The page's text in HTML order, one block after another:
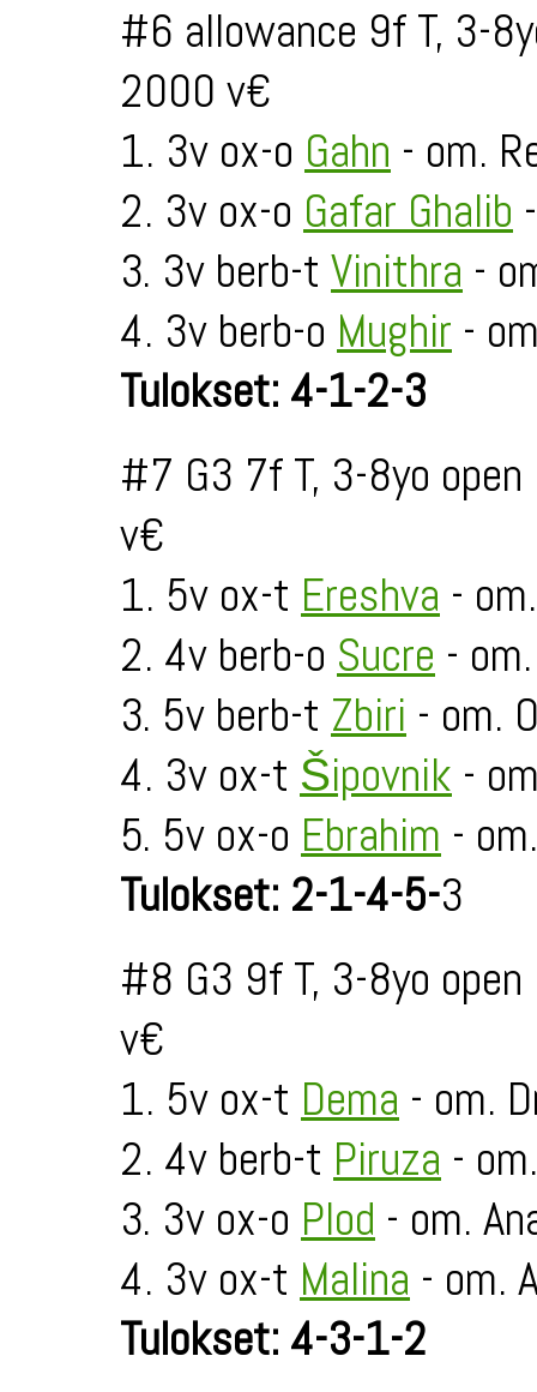
#6 allowance 9f T, 3-
2000 v€
1. 3v ox-o Gahn - om.
2. 3v ox-o Gafar Ghalib
3. 3v berb-t Vinithra -
4. 3v berb-o Mughir -
Tulokset: 4-1-2-3
#7 G3 7f T, 3-8yo
v€
1. 5v ox-t Ereshva -
2. 4v berb-o Sucre -
3. 5v berb-t Zbiri - om.
4. 3v ox-t Šipovnik -
5. 5v ox-o Ebrahim -
Tulokset: 2-1-4-5-3
#8 G3 9f T, 3-8yo
v€
1. 5v ox-t Dema - om.
2. 4v berb-t Piruza -
3. 3v ox-o Plod - om.
4. 3v ox-t Malina - om.
Tulokset: 4-3-1-2